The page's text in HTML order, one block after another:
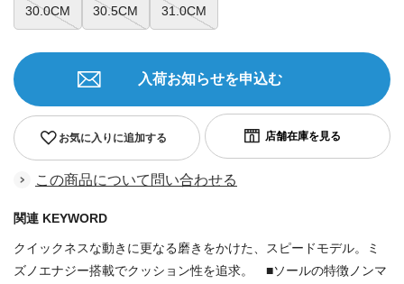
30.0CM 30.5CM 31.0CM
お気に入りに追加する
入荷お知らせを申込む
この商品について問い合わせる
関連 KEYWORD
クイックネスな動きに更なる磨きをかけた、スピードモデル。ミ
ズノエナジー搭載でクッション性を追求。 ■ソールの特徴ノンマ